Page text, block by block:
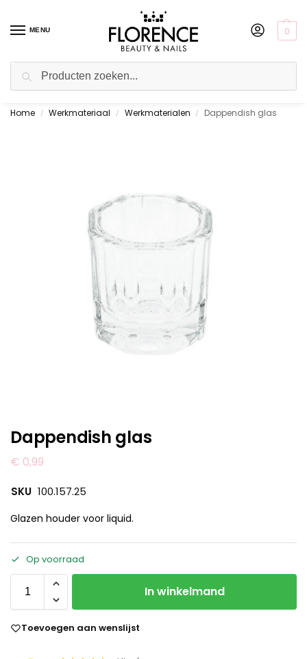
MENU 0
Gratis ophalen in de showroom
Home / Werkmateriaal / Werkmaterialen / Dappendish glas
Dappendish glas
€ 0,99
SKU 100.157.25
Glazen houder voor liquid.
Op voorraad
In winkelmand
Toevoegen aan wenslijst